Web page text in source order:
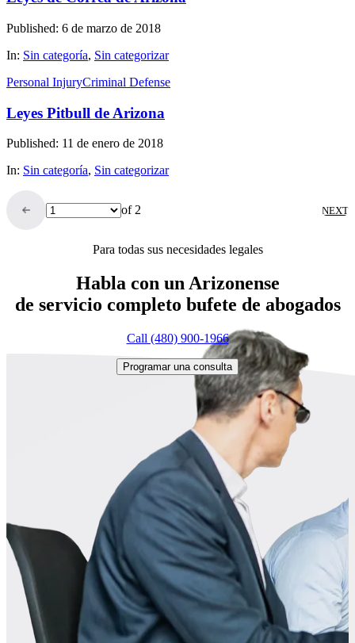
Published: 6 de marzo de 2018
In: Sin categoría, Sin categorizar
Personal InjuryCriminal Defense
Leyes Pitbull de Arizona
Published: 11 de enero de 2018
In: Sin categoría, Sin categorizar
of 2 NEXT
Para todas sus necesidades legales
Habla con un Arizonense
de servicio completo bufete de abogados
Call (480) 900-1966
Programar una consulta